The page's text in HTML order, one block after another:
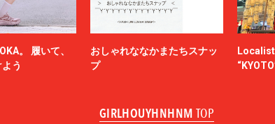
。 履いて、
う
おしゃれななかまたちスナッ
プ
GIRLHOUYHNHNM TOP